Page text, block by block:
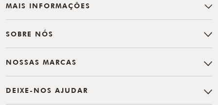
MAIS INFORMAÇÕES
SOBRE NÓS
NOSSAS MARCAS
DEIXE-NOS AJUDAR